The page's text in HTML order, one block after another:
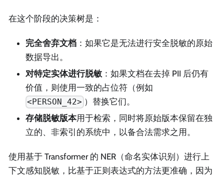
在这个阶段的决策树是：
完全舍弃文档 ：如果它是无法进行安全脱敏的原始
数据导出。
对特定实体进行脱敏 ：如果文档在去掉 PII 后仍有
价值，则使用一致的占位符（例如
<PERSON_42> ）替换它们。
存储脱敏版本用于检索，同时将原始版本保留在独
立的、非索引的系统中，以备合法需求之用。
使用基于 Transformer 的 NER（命名实体识别）进行上
下文感知脱敏，比基于正则表达式的方法更准确，因为